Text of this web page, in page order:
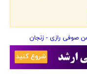
صوفی رازی - زنجان